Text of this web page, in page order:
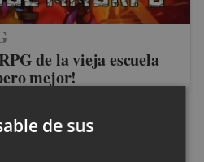
de la vieja escuela
mejor!
"tierra
de sus